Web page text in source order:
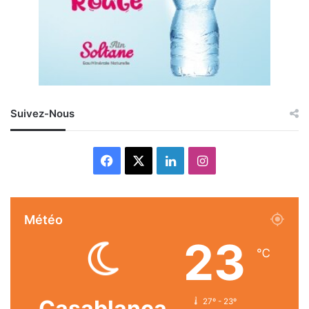
Suivez-Nous
Facebook LinkedinInstagram
Météo
23 ℃
27º - 23º